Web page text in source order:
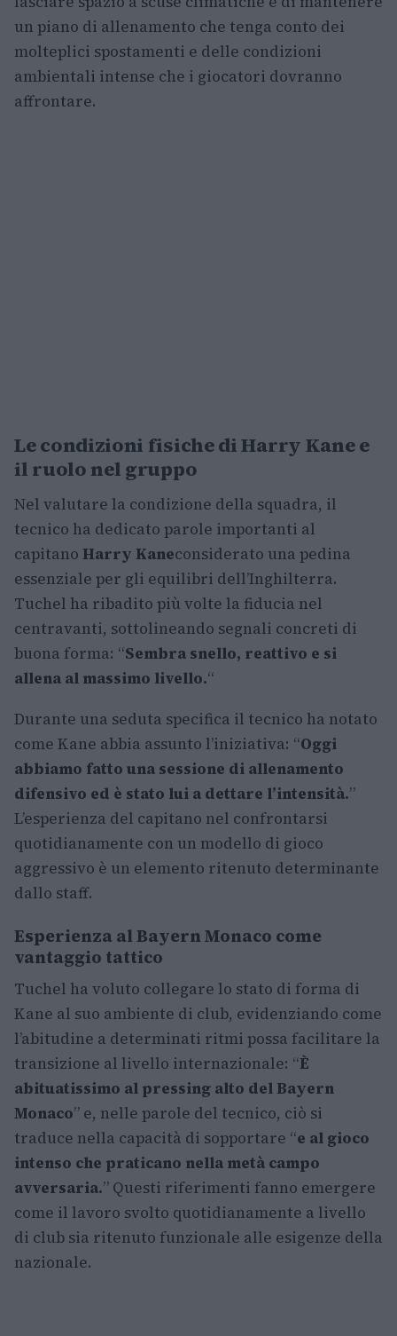
un piano di allenamento che tenga conto dei
molteplici spostamenti e delle condizioni
ambientali intense che i giocatori dovranno
affrontare.
Le condizioni fisiche di Harry Kane e
il ruolo nel gruppo
Nel valutare la condizione della squadra, il
tecnico ha dedicato parole importanti al
capitano Harry Kaneconsiderato una pedina
essenziale per gli equilibri dell’Inghilterra.
Tuchel ha ribadito più volte la fiducia nel
centravanti, sottolineando segnali concreti di
buona forma: “Sembra snello, reattivo e si
allena al massimo livello.“
Durante una seduta specifica il tecnico ha notato
come Kane abbia assunto l’iniziativa: “Oggi
abbiamo fatto una sessione di allenamento
difensivo ed è stato lui a dettare l’intensità.”
L’esperienza del capitano nel confrontarsi
quotidianamente con un modello di gioco
aggressivo è un elemento ritenuto determinante
dallo staff.
Esperienza al Bayern Monaco come
vantaggio tattico
Tuchel ha voluto collegare lo stato di forma di
Kane al suo ambiente di club, evidenziando come
l’abitudine a determinati ritmi possa facilitare la
transizione al livello internazionale: “È
abituatissimo al pressing alto del Bayern
Monaco” e, nelle parole del tecnico, ciò si
traduce nella capacità di sopportare “e al gioco
intenso che praticano nella metà campo
avversaria.” Questi riferimenti fanno emergere
come il lavoro svolto quotidianamente a livello
di club sia ritenuto funzionale alle esigenze della
nazionale.